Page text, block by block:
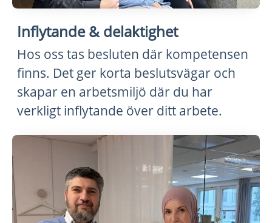
Inflytande & delaktighet
Hos oss tas besluten där kompetensen
finns. Det ger korta beslutsvägar och
skapar en arbetsmiljö där du har
verkligt inflytande över ditt arbete.